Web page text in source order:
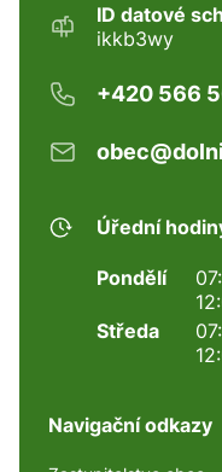
ID datové
ikkb3wy
+420 566
Úřední
Pondělí
Středa
Navigační odkazy